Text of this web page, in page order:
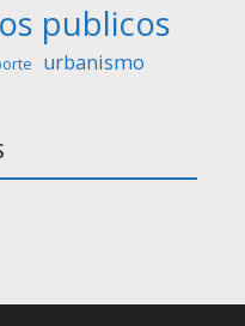
publicos
urbanismo